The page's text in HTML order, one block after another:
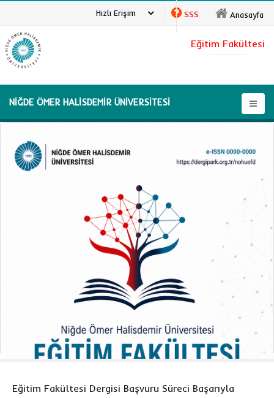
Anasayfa
SSS
Hızlı Erişim
NİĞDE ÖMER HALİSDEMİR ÜNİVERSİTESİ
Eğitim Fakültesi
Eğitim Fakültesi Dergisi Başvuru Süreci Başarıyla